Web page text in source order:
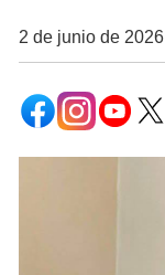
2 de junio de 2026